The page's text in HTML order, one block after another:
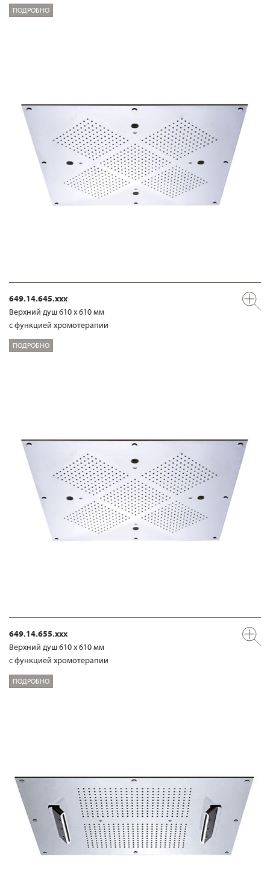
ПОДРОБНО
649.14.645.xxx
Верхний душ 610 х 610 мм
с функцией хромотерапии
ПОДРОБНО
649.14.655.xxx
Верхний душ 610 х 610 мм
с функцией хромотерапии
ПОДРОБНО